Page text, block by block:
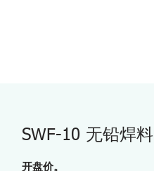
SWF-10 无铅焊料
开盘价。